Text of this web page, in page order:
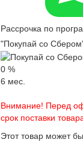
Рассрочка по
"Покупай со
0 %
6 мес.
Внимание! Перед
срок поставки
Этот товар может